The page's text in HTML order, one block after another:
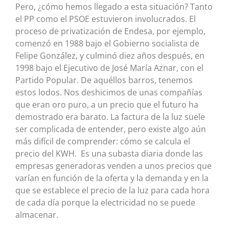
Pero, ¿cómo hemos llegado a esta situación? Tanto
el PP como el PSOE estuvieron involucrados. El
proceso de privatización de Endesa, por ejemplo,
comenzó en 1988 bajo el Gobierno socialista de
Felipe González, y culminó diez años después, en
1998 bajo el Ejecutivo de José María Aznar, con el
Partido Popular. De aquéllos barros, tenemos
estos lodos. Nos deshicimos de unas compañías
que eran oro puro, a un precio que el futuro ha
demostrado era barato. La factura de la luz suele
ser complicada de entender, pero existe algo aún
más difícil de comprender: cómo se calcula el
precio del KWH. Es una subasta diaria donde las
empresas generadoras venden a unos precios que
varían en función de la oferta y la demanda y en la
que se establece el precio de la luz para cada hora
de cada día porque la electricidad no se puede
almacenar.